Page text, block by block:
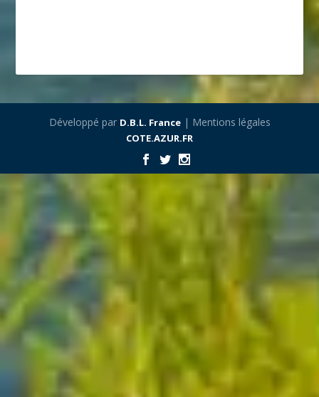
Développé par D.B.L. France| Mentions légales
COTE.AZUR.FR